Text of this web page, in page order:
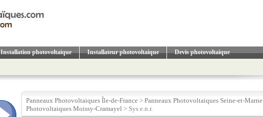
Installation photovoltaique Installateur photovoltaique Devis photovoltaique
Panneaux Photovoltaiques Île-de-France > Panneaux Photovoltaiques Seine-et-Marne
Photovoltaiques Moissy-Cramayel > Sys e.n.r.